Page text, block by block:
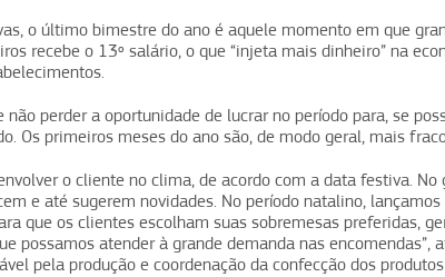
o último bimestre do ano é aquele momento em que
recebe o 13º salário, o que “injeta mais dinheiro” na
não perder a oportunidade de lucrar no período para, se
Os primeiros meses do ano são, de modo geral, mais
o cliente no clima, de acordo com a data festiva. No
e até sugerem novidades. No período natalino,
que os clientes escolham suas sobremesas preferidas,
possamos atender à grande demanda nas encomendas”,
pela produção e coordenação da confecção dos